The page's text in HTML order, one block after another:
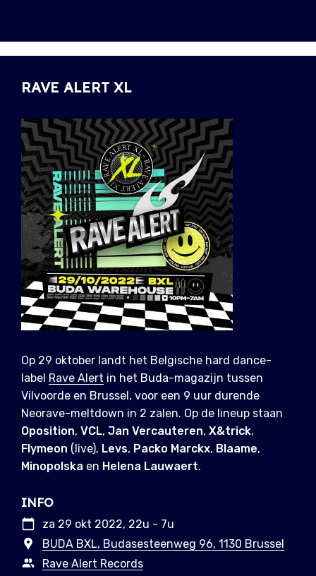
RAVE ALERT XL
Op 29 oktober landt het Belgische hard dance-
label Rave Alert in het Buda-magazijn tussen
Vilvoorde en Brussel, voor een 9 uur durende
Neorave-meltdown in 2 zalen. Op de lineup staan
Oposition, VCL, Jan Vercauteren, X&trick,
Flymeon (live), Levs, Packo Marckx, Blaame,
Minopolska en Helena Lauwaert.
INFO
za 29 okt 2022, 22u - 7u
BUDA BXL, Budasesteenweg 96, 1130 Brussel
Rave Alert Records